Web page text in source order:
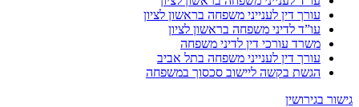
עורך דין לענייני משפחה בראשון לציון
עו”ד לדיני משפחה בראשון לציון
משרד עורכי דין לדיני משפחה
עורך דין לענייני משפחה בתל אביב
הגשת בקשה ליישוב סכסוך במשפחה
גישור בגירושין